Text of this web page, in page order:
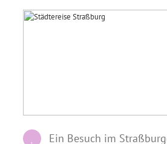
Ein Besuch im